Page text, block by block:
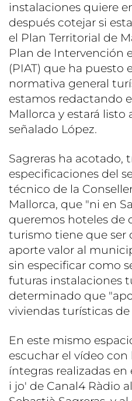
instalaciones quiere
después cotejar si
el Plan Territorial de
Plan de Intervención
(PIAT) que ha puesto
normativa general
estamos redactando
Mallorca y estará listo
señalado López.
Sagreras ha acotado,
especificaciones del
técnico de la
Mallorca, que "ni en
queremos hoteles de
turismo tiene que ser
aporte valor al
sin especificar como
futuras instalaciones
determinado que
viviendas turísticas de
En este mismo
escuchar el vídeo con
íntegras realizadas
i jo' de Canal4 Ràdio